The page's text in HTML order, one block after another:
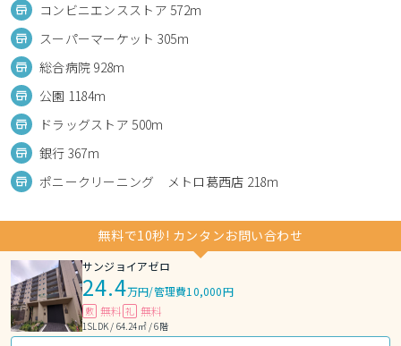
コンビニエンスストア 572m
スーパーマーケット 305m
総合病院 928m
公園 1184m
ドラッグストア 500m
銀行 367m
ポニークリーニング メトロ葛西店 218m
無料で10秒! カンタンお問い合わせ
サンジョイアゼロ
24.4万円/管理費10,000円
敷 無料 礼 無料
1SLDK / 64.24㎡ / 6階